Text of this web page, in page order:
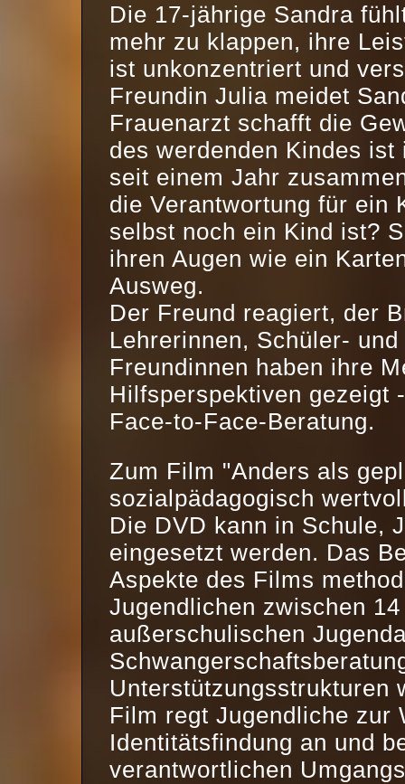
Die 17-jährige Sandra
mehr zu klappen, ihre
ist unkonzentriert und
Freundin Julia meidet
Frauenarzt schafft die
des werdenden Kindes
seit einem Jahr
die Verantwortung für ein
selbst noch ein Kind ist?
ihren Augen wie ein
Ausweg.
Der Freund reagiert, der
Lehrerinnen, Schüler-
Freundinnen haben ihre
Hilfsperspektiven gezeigt
Face-to-Face-Beratung.
Zum Film "Anders als
sozialpädagogisch
Die DVD kann in Schule,
eingesetzt werden. Das
Aspekte des Films
Jugendlichen zwischen
außerschulischen
Unterstützungsstrukturen
Film regt Jugendliche zur
Identitätsfindung an und
verantwortlichen